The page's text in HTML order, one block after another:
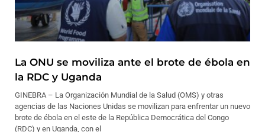
La ONU se moviliza ante el brote de ébola en
la RDC y Uganda
GINEBRA – La Organización Mundial de la Salud (OMS) y otras
agencias de las Naciones Unidas se movilizan para enfrentar un nuevo
brote de ébola en el este de la República Democrática del Congo
(RDC) y en Uganda, con el